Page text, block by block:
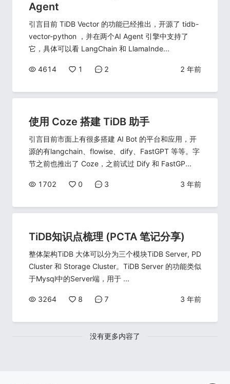
Agent
引言目前 TiDB Vector 的功能已经推出，开源了 tidb-
vector-python ，并在两个AI Agent 引擎中支持了
它，具体可以看 LangChain 和 LlamaInde...
4614 1 2 2 年前
使用 Coze 搭建 TiDB 助手
引言目前市面上有很多搭建 AI Bot 的平台和应用，开
源的有langchain、flowise、dify、FastGPT 等等。字
节之前也推出了 Coze，之前试过 Dify 和 FastGP...
1702 0 3 3 年前
TiDB知识点梳理 (PCTA 笔记分享)
整体架构TiDB 大体可以分为三个模块TiDB Server, PD
Cluster 和 Storage Cluster。TiDB Server 的功能类似
于Mysql中的Server端，用于 ...
3264 8 7 3 年前
没有更多内容了